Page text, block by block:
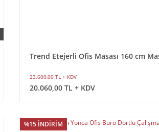
Trend Etejerli Ofis Masası 160 cm
23.600,00 TL + KDV
20.060,00 TL + KDV
%15 İNDİRİM